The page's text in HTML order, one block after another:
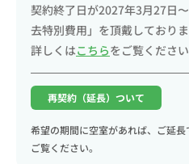
契約終了日が2027年3月27日
去特別費用」を頂戴しており
詳しくはこちらをご覧ください
再契約（延長）ついて
希望の期間に空室があれば、ご延
ご覧ください。